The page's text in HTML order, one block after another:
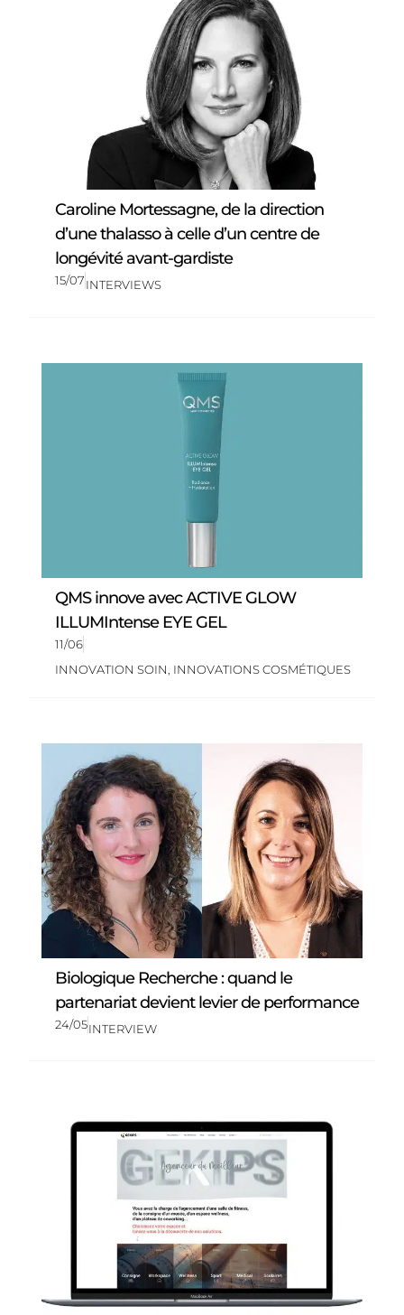
Caroline Mortessagne, de la direction
d’une thalasso à celle d’un centre de
longévité avant-gardiste
15/07INTERVIEWS
QMS innove avec ACTIVE GLOW
ILLUMIntense EYE GEL
11/06
INNOVATION SOIN, INNOVATIONS COSMÉTIQUES
Biologique Recherche : quand le
partenariat devient levier de performance
24/05INTERVIEW